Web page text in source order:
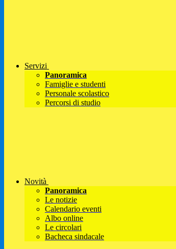
Servizi
Panoramica
Famiglie e studenti
Personale scolastico
Percorsi di studio
Novità
Panoramica
Le notizie
Calendario eventi
Albo online
Le circolari
Bacheca sindacale